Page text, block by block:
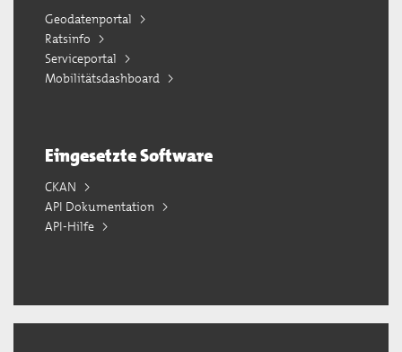
Geodatenportal
Ratsinfo
Serviceportal
Mobilitätsdashboard
Eingesetzte Software
CKAN
API Dokumentation
API-Hilfe